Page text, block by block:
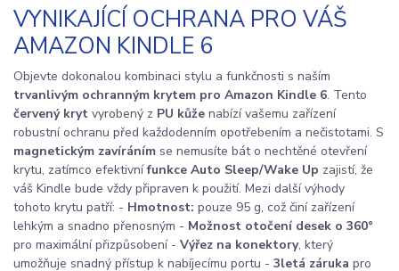
VYNIKAJÍCÍ OCHRANA PRO VÁŠ
AMAZON KINDLE 6
Objevte dokonalou kombinaci stylu a funkčnosti s naším
trvanlivým ochranným krytem pro Amazon Kindle 6. Tento
červený kryt vyrobený z PU kůže nabízí vašemu zařízení
robustní ochranu před každodenním opotřebením a nečistotami. S
magnetickým zavíráním se nemusíte bát o nechtěné otevření
krytu, zatímco efektivnífunkce Auto Sleep/Wake Up zajistí, že
váš Kindle bude vždy připraven k použití. Mezi další výhody
tohoto krytu patří: - Hmotnost: pouze 95 g, což činí zařízení
lehkým a snadno přenosným - Možnost otočení desek o 360°
pro maximální přizpůsobení - Výřez na konektory, který
umožňuje snadný přístup k nabíjecímu portu - 3letá záruka pro